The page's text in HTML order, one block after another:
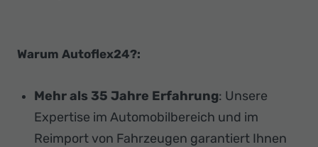
Warum Autoflex24?:
Mehr als 35 Jahre Erfahrung: Unsere
Expertise im Automobilbereich und im
Reimport von Fahrzeugen garantiert Ihnen